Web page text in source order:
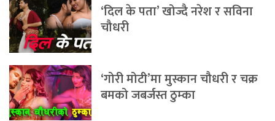
‘दिल के पता’ खोज्दै नरेश र सविना
चौधरी
‘गोरी मोटी’मा मुस्कान चौधरी र चक्र
बमको जबर्जस्त ठुम्का